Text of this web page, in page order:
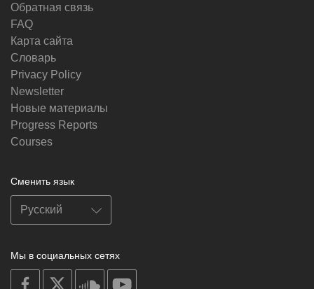
Обратная связь
FAQ
Карта сайта
Словарь
Privacy Policy
Newsletter
Новые материалы
Progress Reports
Courses
Сменить язык
Мы в социальных сетях
on